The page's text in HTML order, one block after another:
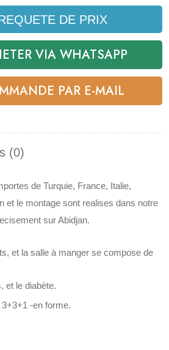
DE PRIX
VIA WHATSAPP
PAR E-MAIL
(0)
de Turquie, France, Italie,
et le montage sont realises dans notre
sur Abidjan.
et la salle à manger se compose de
et le diabète.
-en forme.